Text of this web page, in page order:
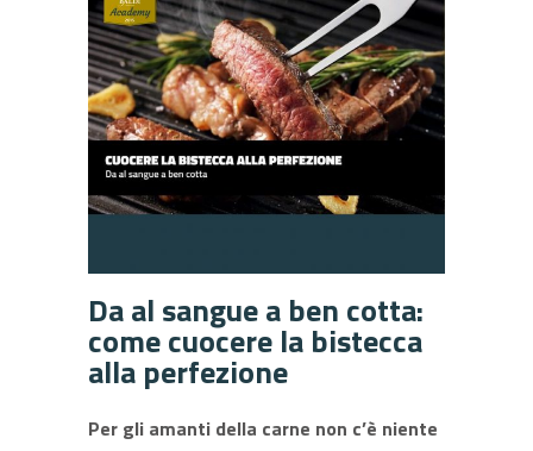
Da al sangue a ben cotta:
come cuocere la bistecca
alla perfezione
Per gli amanti della carne non c’è niente